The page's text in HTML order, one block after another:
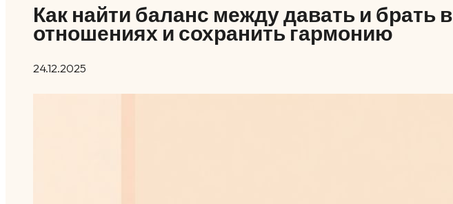
Как найти баланс между давать и брать в
отношениях и сохранить гармонию
24.12.2025